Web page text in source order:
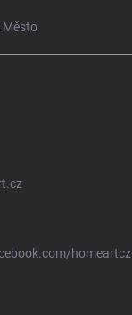
Město
homeartcz